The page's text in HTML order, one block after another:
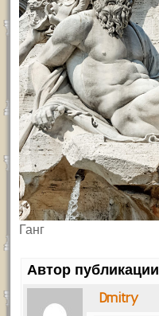
Ганг
Автор публикации
Dmitry